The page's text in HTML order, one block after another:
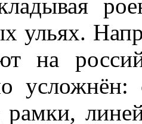
ульях.
на